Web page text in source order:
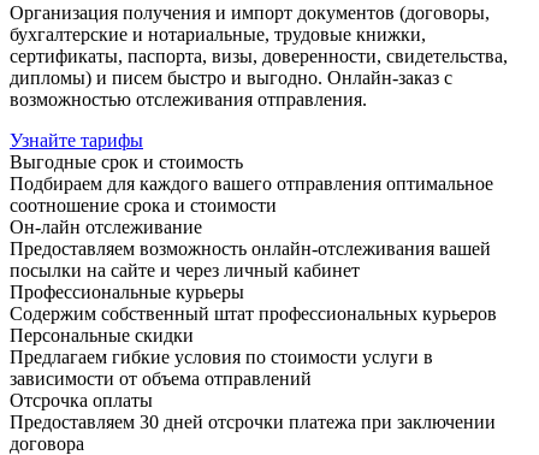
Организация получения и импорт документов (договоры,
бухгалтерские и нотариальные, трудовые книжки,
сертификаты, паспорта, визы, доверенности, свидетельства,
дипломы) и писем быстро и выгодно. Онлайн-заказ с
возможностью отслеживания отправления.
Узнайте тарифы
Выгодные срок и стоимость
Подбираем для каждого вашего отправления оптимальное
соотношение срока и стоимости
Он-лайн отслеживание
Предоставляем возможность онлайн-отслеживания вашей
посылки на сайте и через личный кабинет
Профессиональные курьеры
Содержим собственный штат профессиональных курьеров
Персональные скидки
Предлагаем гибкие условия по стоимости услуги в
зависимости от объема отправлений
Отсрочка оплаты
Предоставляем 30 дней отсрочки платежа при заключении
договора